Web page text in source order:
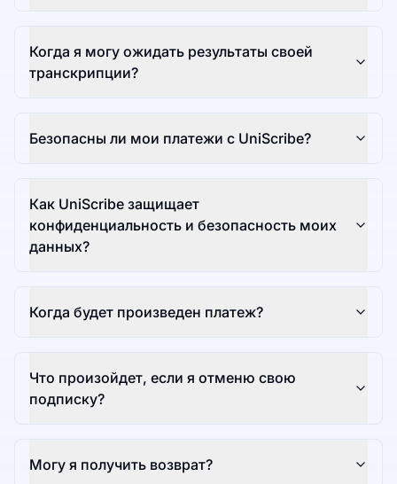
Когда я могу ожидать результаты своей
транскрипции?
Безопасны ли мои платежи с UniScribe?
Как UniScribe защищает
конфиденциальность и безопасность моих
данных?
Когда будет произведен платеж?
Что произойдет, если я отменю свою
подписку?
Могу я получить возврат?